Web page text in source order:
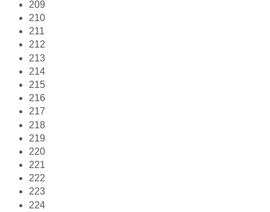
209
210
211
212
213
214
215
216
217
218
219
220
221
222
223
224